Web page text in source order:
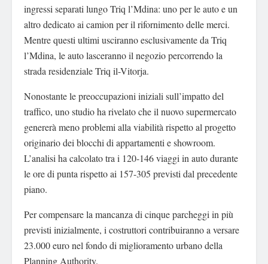
ingressi separati lungo Triq l’Mdina: uno per le auto e un
altro dedicato ai camion per il rifornimento delle merci.
Mentre questi ultimi usciranno esclusivamente da Triq
l’Mdina, le auto lasceranno il negozio percorrendo la
strada residenziale Triq il-Vitorja.
Nonostante le preoccupazioni iniziali sull’impatto del
traffico, uno studio ha rivelato che il nuovo supermercato
genererà meno problemi alla viabilità rispetto al progetto
originario dei blocchi di appartamenti e showroom.
L’analisi ha calcolato tra i 120-146 viaggi in auto durante
le ore di punta rispetto ai 157-305 previsti dal precedente
piano.
Per compensare la mancanza di cinque parcheggi in più
previsti inizialmente, i costruttori contribuiranno a versare
23.000 euro nel fondo di miglioramento urbano della
Planning Authority.